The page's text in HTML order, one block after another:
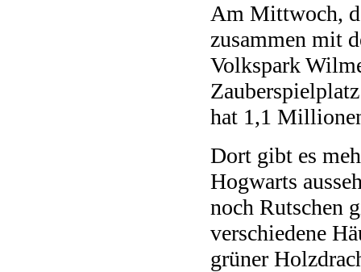
Am Mittwoch,
zusammen mit
Volkspark
hat 1,1
Dort gibt es
Hogwarts
noch Rutschen
verschiedene
grüner